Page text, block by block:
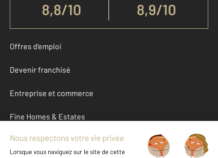
8,8/10 8,9/10
Offres d'emploi
Devenir franchisé
Entreprise et commerce
Fine Homes & Estates
À propos